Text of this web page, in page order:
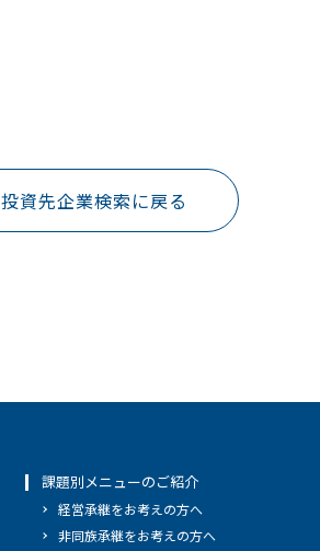
投資先企業検索に戻る
課題別メニューのご紹介
経営承継をお考えの方へ
非同族承継をお考えの方へ